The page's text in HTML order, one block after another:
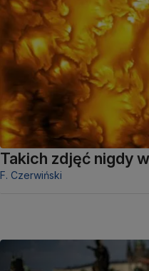
Takich zdjęć nigdy
F. Czerwiński